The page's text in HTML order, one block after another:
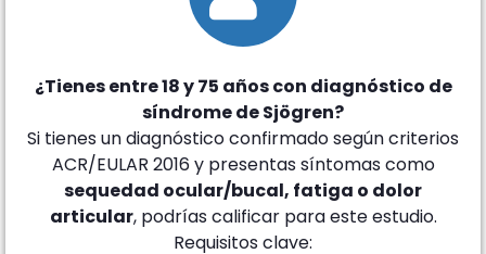
¿Tienes entre 18 y 75 años con diagnóstico de
síndrome de Sjögren?
Si tienes un diagnóstico confirmado según criterios
ACR/EULAR 2016 y presentas síntomas como
sequedad ocular/bucal, fatiga o dolor
articular, podrías calificar para este estudio.
Requisitos clave: